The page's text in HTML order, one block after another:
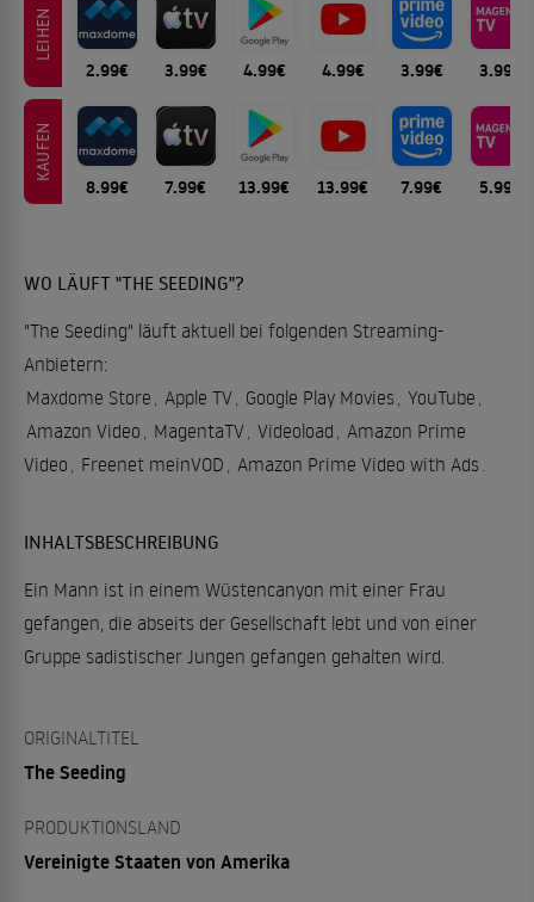
LEIHEN
2.99€ 3.99€ 4.99€ 4.99€ 3.99€ 3.99€
KAUFEN
8.99€ 7.99€ 13.99€ 13.99€ 7.99€ 5.99€
WO LÄUFT "THE SEEDING"?
"The Seeding" läuft aktuell bei folgenden Streaming-
Anbietern:
Maxdome Store
Apple TV Google Play Movies YouTube
Amazon Video
MagentaTV Videoload
Amazon Prime
Video
Freenet meinVOD Amazon Prime Video with Ads
INHALTSBESCHREIBUNG
Ein Mann ist in einem Wüstencanyon mit einer Frau
gefangen, die abseits der Gesellschaft lebt und von einer
Gruppe sadistischer Jungen gefangen gehalten wird.
ORIGINALTITEL
The Seeding
PRODUKTIONSLAND
Vereinigte Staaten von Amerika